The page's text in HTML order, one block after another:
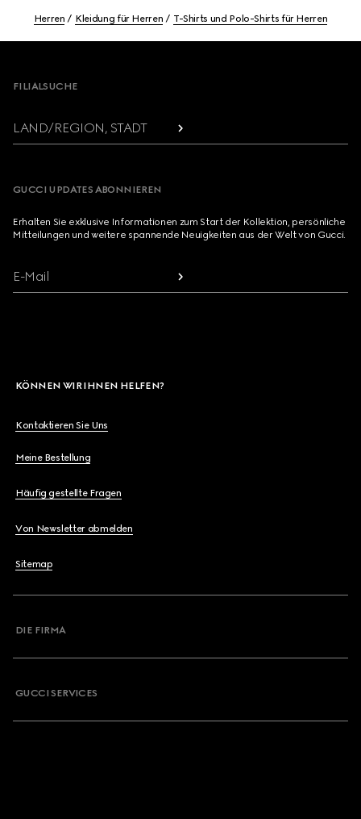
Herren Kleidung für Herren T-Shirts und Polo-Shirts für Herren
FILIALSUCHE
LAND/REGION, STADT
GUCCI UPDATES ABONNIEREN
Erhalten Sie exklusive Informationen zum Start der Kollektion, persönliche
Mitteilungen und weitere spannende Neuigkeiten aus der Welt von Gucci.
E-Mail
KÖNNEN WIR IHNEN HELFEN?
Kontaktieren Sie Uns
Meine Bestellung
Häufig gestellte Fragen
Von Newsletter abmelden
Sitemap
DIE FIRMA
GUCCI SERVICES